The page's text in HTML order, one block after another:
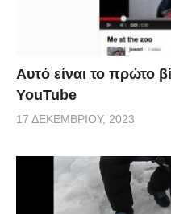
Αυτό είναι το πρώτο
YouTube
17 ΔΕΚΕΜΒΡΊΟΥ, 2023